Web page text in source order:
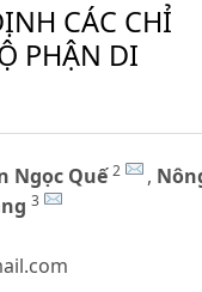
CÁC CHỈ
PHẬN DI
Ngọc Quế 2 ,
3